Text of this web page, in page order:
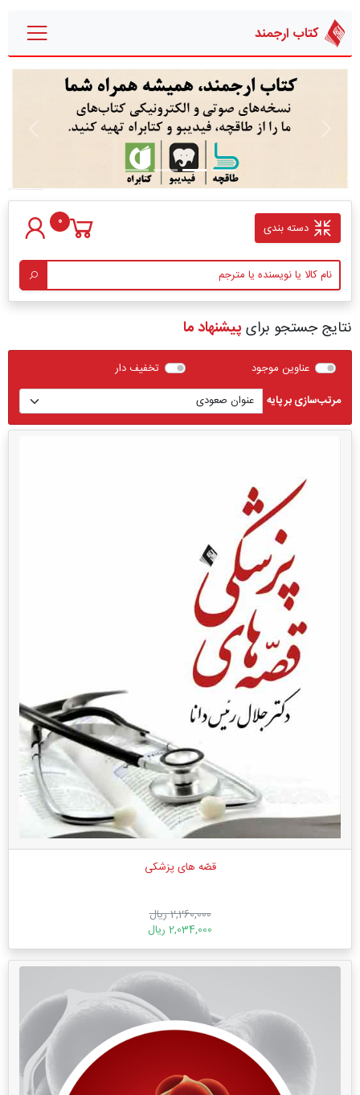
کتاب ارجمند
بعدی
دسته بندی 0
نتایج جستجو برای پیشنهاد ما
عناوین موجود
تخفیف دار
مرتب‌سازی بر پایه
قصّه های پزشکی
2,260,000 ریال
2,034,000 ریال